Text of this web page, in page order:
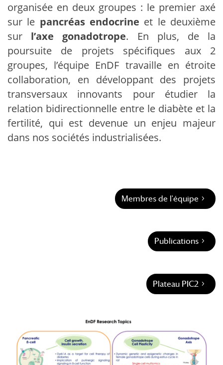
organisée en deux groupes : le premier axé
sur le pancréas endocrine et le deuxième
sur l’axe gonadotrope. En plus, de la
poursuite de projets spécifiques aux 2
groupes, l’équipe EnDF travaille en étroite
collaboration, en développant des projets
transversaux innovants pour étudier la
relation bidirectionnelle entre le diabète et la
fertilité, qui est devenue un enjeu majeur
dans nos sociétés industrialisées.
Membres de l'équipe
Publications
Plateau PIC2